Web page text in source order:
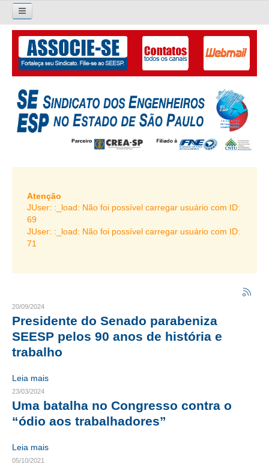
Pesquisar...
O SINDICATO
APRESENTAÇÃO
PALAVRA DO PRESIDENTE
DIRETORIA
LIVRO GESTÃO 2026-2029
SUBSEDES SINDICAIS
GALERIA EX-PRESIDENTES
CONSELHO TECNOLÓGICO
HISTÓRICO E ATUAÇÃO
CONSELHOS ASSESSORES
PERSONALIDADES DA TECNOLOGIA
TRANSPARÊNCIA
Atenção
JUser: :_load: Não foi possível carregar usuário com ID:
69
JUser: :_load: Não foi possível carregar usuário com ID:
71
20/09/2024
Presidente do Senado parabeniza
SEESP pelos 90 anos de história e
trabalho
Leia mais
23/03/2024
Uma batalha no Congresso contra o
“ódio aos trabalhadores”
Leia mais
05/10/2021